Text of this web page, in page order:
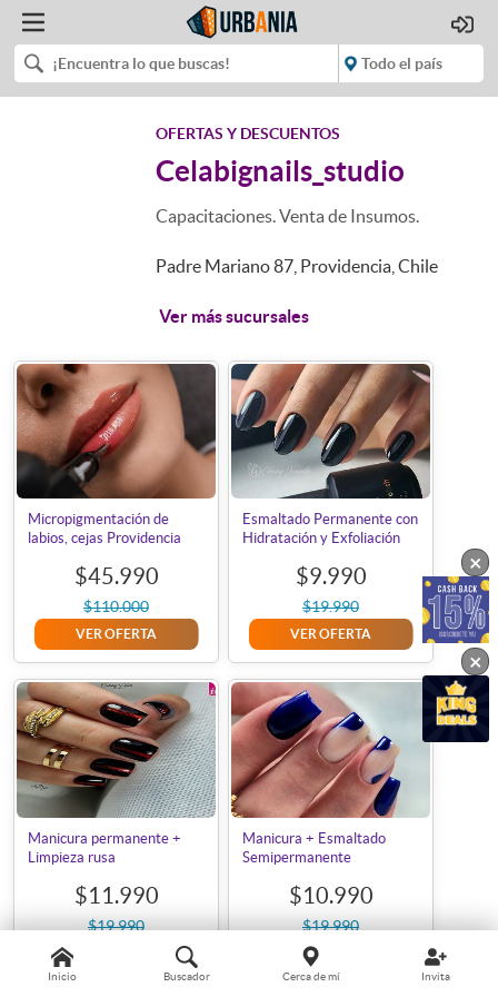
OFERTAS Y DESCUENTOS
Celabignails_studio
Capacitaciones. Venta de Insumos.
Padre Mariano 87, Providencia, Chile
Ver más sucursales
Micropigmentación de
labios, cejas Providencia
$45.990
$110.000
VER OFERTA
Esmaltado Permanente con
Hidratación y Exfoliación
$9.990
$19.990
VER OFERTA
Manicura permanente +
Limpieza rusa
$11.990
$19.990
Manicura + Esmaltado
Semipermanente
$10.990
$19.990
VER OFERTA
Inicio Buscador Cerca de mí Invita
×
×